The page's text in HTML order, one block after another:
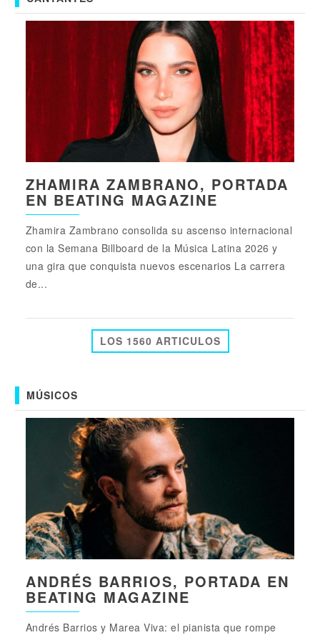
ZHAMIRA ZAMBRANO, PORTADA
EN BEATING MAGAZINE
Zhamira Zambrano consolida su ascenso internacional
con la Semana Billboard de la Música Latina 2026 y
una gira que conquista nuevos escenarios La carrera
de...
LOS 1560 ARTICULOS
MÚSICOS
ANDRÉS BARRIOS, PORTADA EN
BEATING MAGAZINE
Andrés Barrios y Marea Viva: el pianista que rompe